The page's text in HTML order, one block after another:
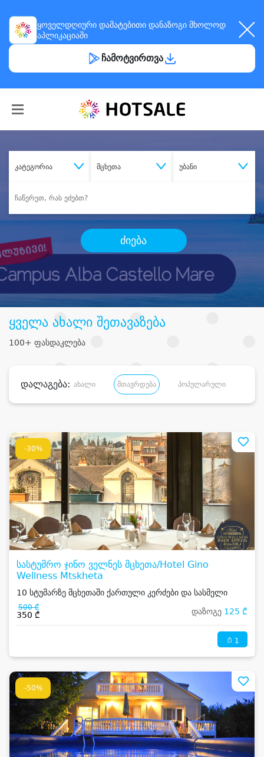
ყოველდღიური დამატებითი დანაზოგი მხოლოდ
აპლიკაციაში
ჩამოტვირთვა
კატეგორია მცხეთა უბანი
ძიება
ყველა ახალი შეთავაზება
100+ ფასდაკლება
დალაგება: ახალი მთავრდება პოპულარული
-30%
სასტუმრო ჯინო ველნეს მცხეთა/Hotel Gino
Wellness Mtskheta
10 სტუმარზე მცხეთაში ქართული კერძები და სასმელი
500 ₾
350 ₾ დაზოგე 125 ₾
1
-50%